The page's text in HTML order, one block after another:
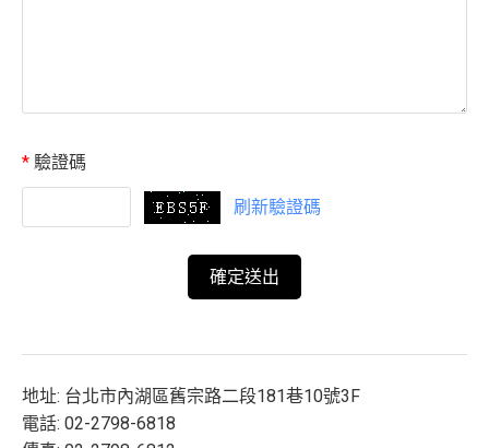
* 驗證碼
刷新驗證碼
地址: 台北市內湖區舊宗路二段181巷10號3F
電話: 02-2798-6818